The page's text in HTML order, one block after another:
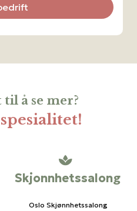
å se mer?
Skjonnhetssalong
Oslo Skjønnhetssalong